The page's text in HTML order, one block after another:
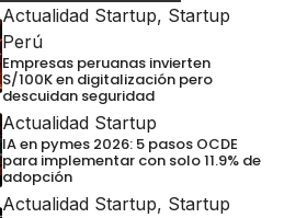
Actualidad Startup, Startup
Perú
Empresas peruanas invierten
S/100K en digitalización pero
descuidan seguridad
Actualidad Startup
IA en pymes 2026: 5 pasos OCDE
para implementar con solo 11.9% de
adopción
Actualidad Startup, Startup